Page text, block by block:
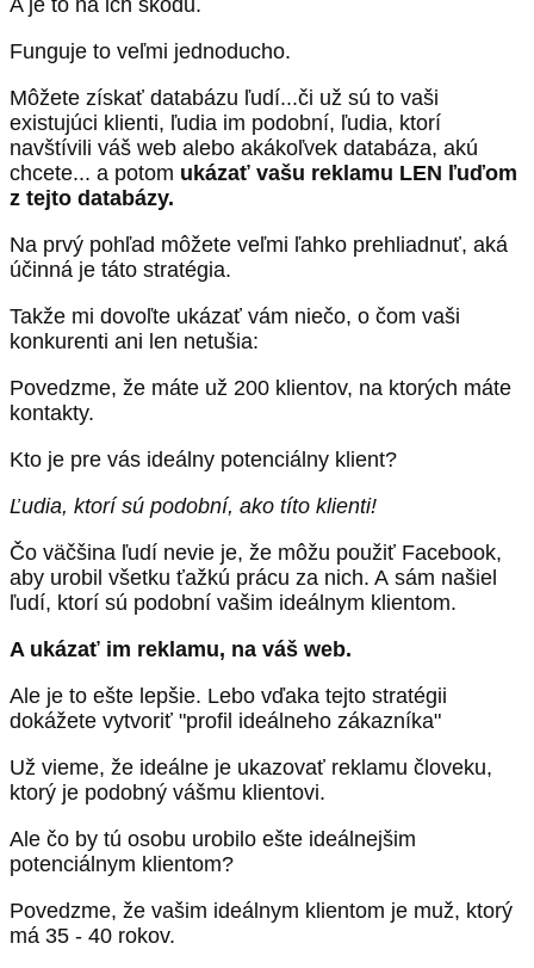
Funguje to veľmi jednoducho.
Môžete získať databázu ľudí...či už sú to vaši
existujúci klienti, ľudia im podobní, ľudia, ktorí
navštívili váš web alebo akákoľvek databáza, akú
chcete... a potom ukázať vašu reklamu LEN ľuďom
z tejto databázy.
Na prvý pohľad môžete veľmi ľahko prehliadnuť, aká
účinná je táto stratégia.
Takže mi dovoľte ukázať vám niečo, o čom vaši
konkurenti ani len netušia:
Povedzme, že máte už 200 klientov, na ktorých máte
kontakty.
Kto je pre vás ideálny potenciálny klient?
Ľudia, ktorí sú podobní, ako títo klienti!
Čo väčšina ľudí nevie je, že môžu použiť Facebook,
aby urobil všetku ťažkú prácu za nich. A sám našiel
ľudí, ktorí sú podobní vašim ideálnym klientom.
A ukázať im reklamu, na váš web.
Ale je to ešte lepšie. Lebo vďaka tejto stratégii
dokážete vytvoriť "profil ideálneho zákazníka"
Už vieme, že ideálne je ukazovať reklamu človeku,
ktorý je podobný vášmu klientovi.
Ale čo by tú osobu urobilo ešte ideálnejšim
potenciálnym klientom?
Povedzme, že vašim ideálnym klientom je muž, ktorý
má 35 - 40 rokov.